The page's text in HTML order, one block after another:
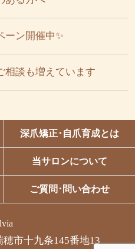
ーン開催中✨
相談も増えています
深爪矯正･自爪育成とは
当サロンについて
ご質問･問い合わせ
市十九条145番地13